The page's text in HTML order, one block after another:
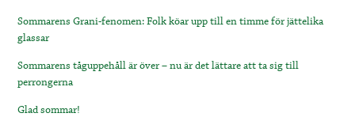
Sommarens Grani-fenomen: Folk köar upp till en timme för jättelika
glassar
Sommarens tåguppehåll är över – nu är det lättare att ta sig till
perrongerna
Glad sommar!